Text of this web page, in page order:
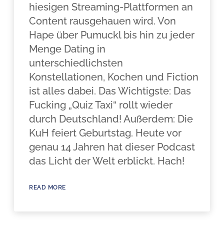
hiesigen Streaming-Plattformen an
Content rausgehauen wird. Von
Hape über Pumuckl bis hin zu jeder
Menge Dating in
unterschiedlichsten
Konstellationen, Kochen und Fiction
ist alles dabei. Das Wichtigste: Das
Fucking „Quiz Taxi“ rollt wieder
durch Deutschland! Außerdem: Die
KuH feiert Geburtstag. Heute vor
genau 14 Jahren hat dieser Podcast
das Licht der Welt erblickt. Hach!
READ MORE